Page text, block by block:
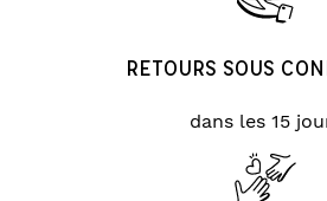
RETOURS SOUS
dans les 15